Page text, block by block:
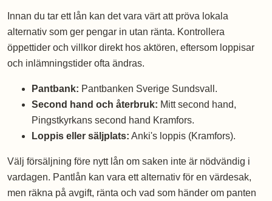
Innan du tar ett lån kan det vara värt att pröva lokala
alternativ som ger pengar in utan ränta. Kontrollera
öppettider och villkor direkt hos aktören, eftersom loppisar
och inlämningstider ofta ändras.
Pantbank: Pantbanken Sverige Sundsvall.
Second hand och återbruk: Mitt second hand,
Pingstkyrkans second hand Kramfors.
Loppis eller säljplats: Anki's loppis (Kramfors).
Välj försäljning före nytt lån om saken inte är nödvändig i
vardagen. Pantlån kan vara ett alternativ för en värdesak,
men räkna på avgift, ränta och vad som händer om panten